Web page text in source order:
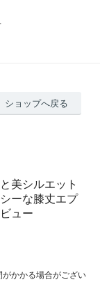
ショップへ戻る
美シルエット
ーな膝丈エプ
ュー
かかる場合がござい